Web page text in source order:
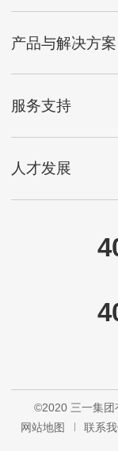
产品与解决方案
服务支持
人才发展
©2020 三一集团
网站地图
联系